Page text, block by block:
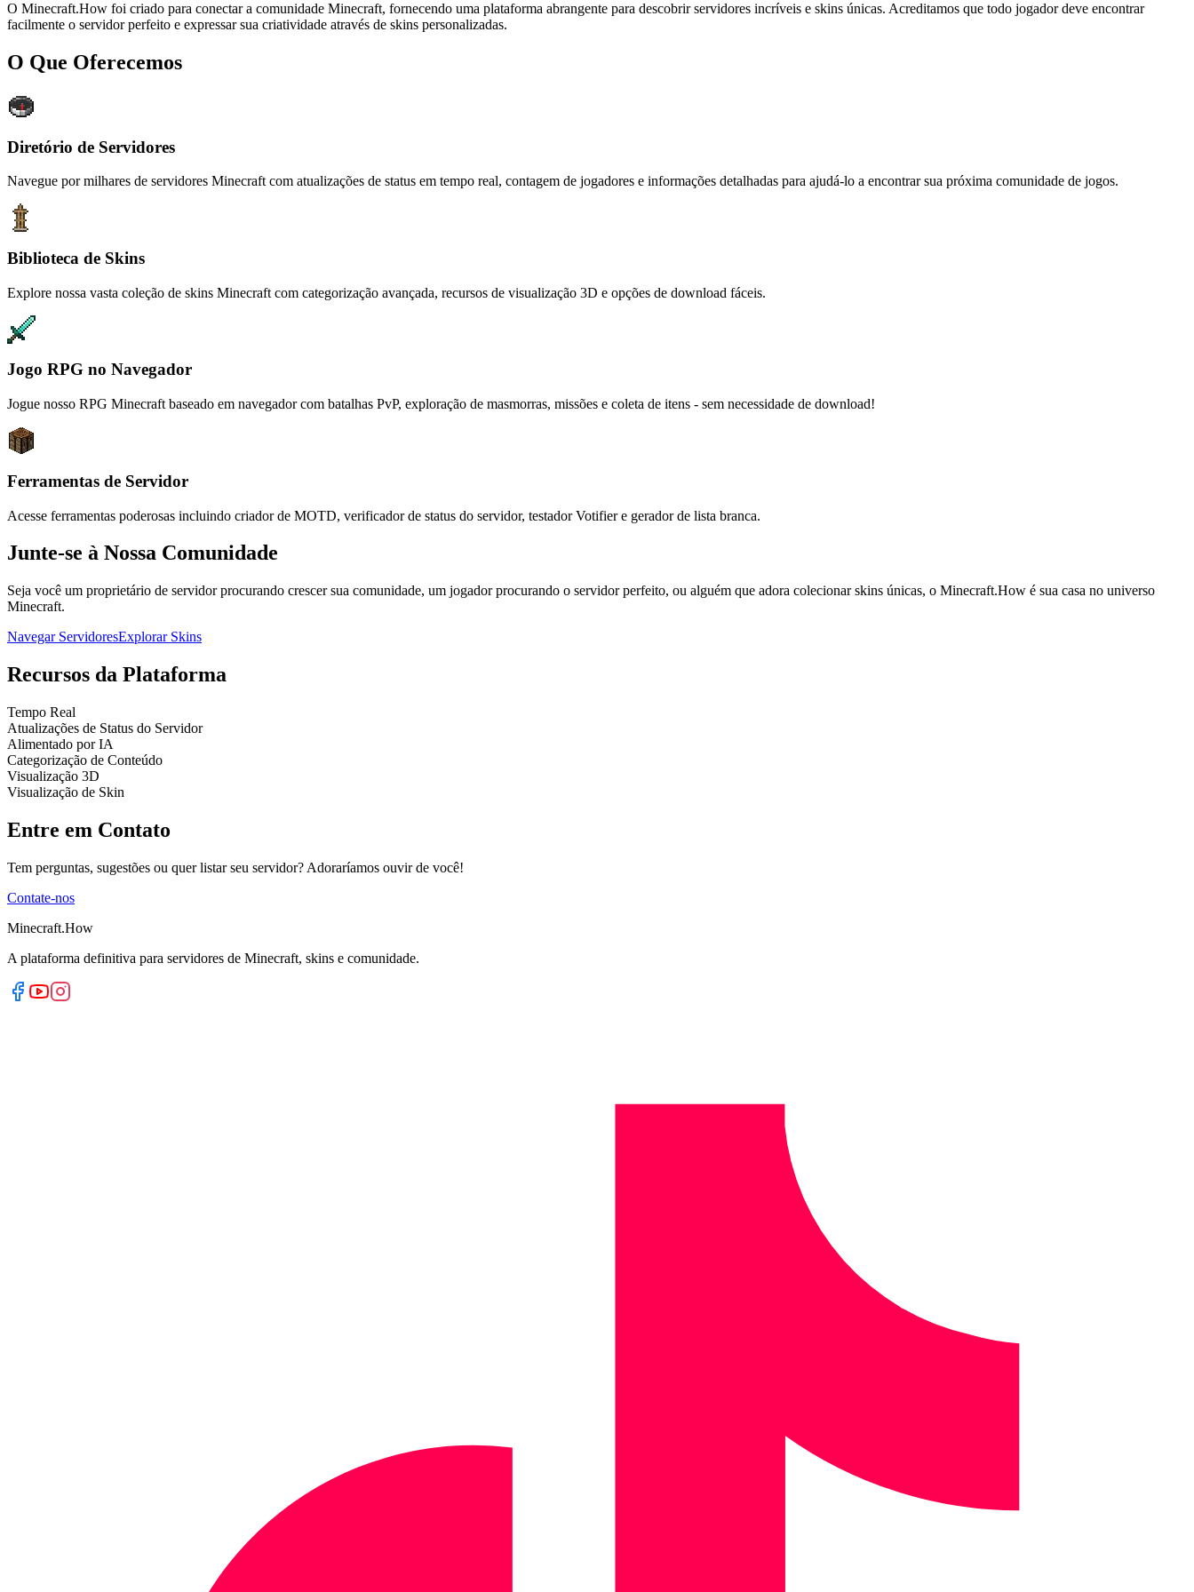
O Minecraft.How foi criado para conectar a comunidade Minecraft, fornecendo uma plataforma abrangente para descobrir servidores incríveis e skins únicas. Acreditamos que todo jogador deve encontrar
facilmente o servidor perfeito e expressar sua criatividade através de skins personalizadas.
O Que Oferecemos
Diretório de Servidores
Navegue por milhares de servidores Minecraft com atualizações de status em tempo real, contagem de jogadores e informações detalhadas para ajudá-lo a encontrar sua próxima comunidade de jogos.
Biblioteca de Skins
Explore nossa vasta coleção de skins Minecraft com categorização avançada, recursos de visualização 3D e opções de download fáceis.
Jogo RPG no Navegador
Jogue nosso RPG Minecraft baseado em navegador com batalhas PvP, exploração de masmorras, missões e coleta de itens - sem necessidade de download!
Ferramentas de Servidor
Acesse ferramentas poderosas incluindo criador de MOTD, verificador de status do servidor, testador Votifier e gerador de lista branca.
Junte-se à Nossa Comunidade
Seja você um proprietário de servidor procurando crescer sua comunidade, um jogador procurando o servidor perfeito, ou alguém que adora colecionar skins únicas, o Minecraft.How é sua casa no universo
Minecraft.
Navegar ServidoresExplorar Skins
Recursos da Plataforma
Tempo Real
Atualizações de Status do Servidor
Alimentado por IA
Categorização de Conteúdo
Visualização 3D
Visualização de Skin
Entre em Contato
Tem perguntas, sugestões ou quer listar seu servidor? Adoraríamos ouvir de você!
Contate-nos
Minecraft.How
A plataforma definitiva para servidores de Minecraft, skins e comunidade.